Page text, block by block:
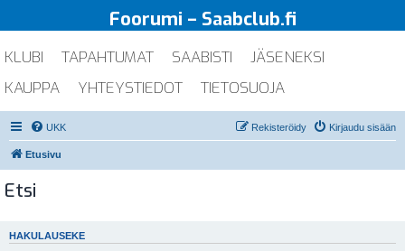
Foorumi – Saabclub.fi
KLUBI TAPAHTUMAT SAABISTI
JÄSENEKSI
KAUPPA
YHTEYSTIEDOT TIETOSUOJA
UKK Kirjaudu sisään
Rekisteröidy
Etusivu
Etsi
HAKULAUSEKE